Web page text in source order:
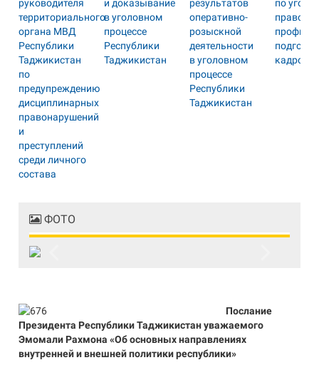
ФОТО
Послание
Президента Республики Таджикистан уважаемого
Эмомали Рахмона «Об основных направлениях
внутренней и внешней политики республики»